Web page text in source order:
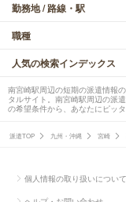
勤務地 / 路線・駅
職種
人気の検索インデックス
南宮崎駅周辺の短期の派遣情報
タルサイト。南宮崎駅周辺の派
の希望条件から、あなたにピッ
派遣TOP 九州・沖縄 宮崎
個人情報の取り扱いについて